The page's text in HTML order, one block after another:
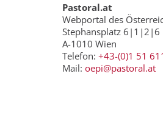
Pastoral.at
Webportal des
Stephansplatz 6|1|2|6
A-1010 Wien
Telefon: +43-(0)1 51
Mail: oepi@pastoral.at